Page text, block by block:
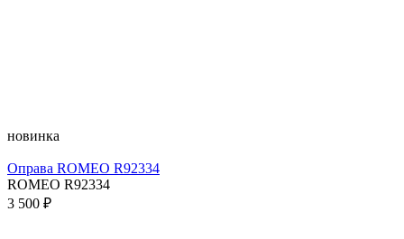
новинка
Оправа ROMEO R92334
ROMEO R92334
3 500 ₽